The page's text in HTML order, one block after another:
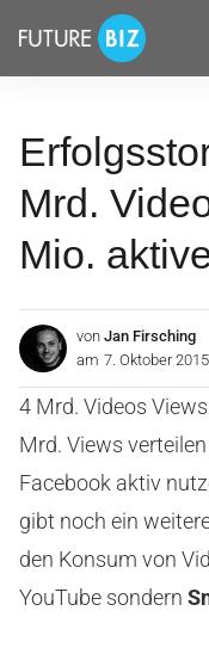
überspringen
FUTUREBIZ
Mrd.
Mio.
von Jan Firsching
am 7. Oktober 2015
4 Mrd. Videos
Mrd. Views
Facebook aktiv
gibt noch ein
den Konsum von
YouTube sondern